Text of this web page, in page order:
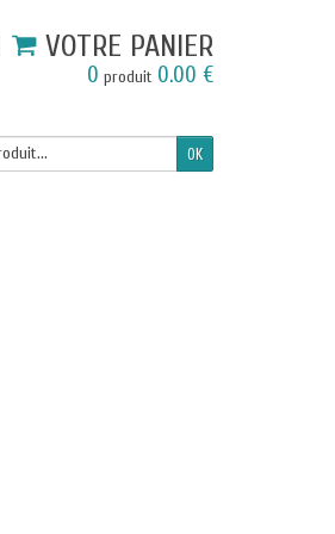
VOTRE PANIER
0 produit 0.00 €